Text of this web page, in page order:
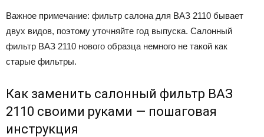
Важное примечание: фильтр салона для ВАЗ 2110 бывает
двух видов, поэтому уточняйте год выпуска. Салонный
фильтр ВАЗ 2110 нового образца немного не такой как
старые фильтры.
Как заменить салонный фильтр ВАЗ
2110 своими руками — пошаговая
инструкция